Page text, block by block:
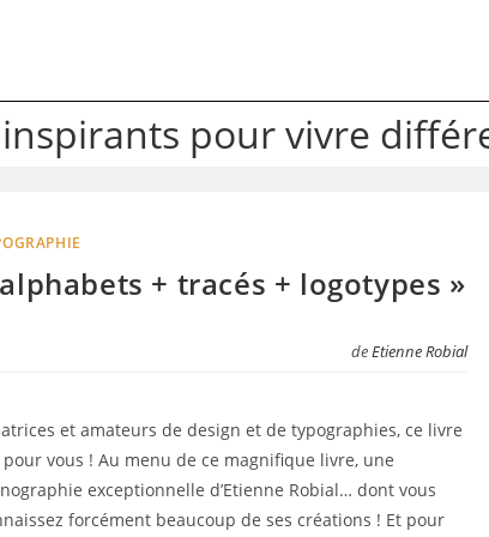
pour vivre
+ tracés + logotypes »
deEtienne Robial
et amateurs de design et de typographies, ce livre
pour vous ! Au menu de ce magnifique livre, une
exceptionnelle d’Etienne Robial… dont vous
forcément beaucoup de ses créations ! Et pour